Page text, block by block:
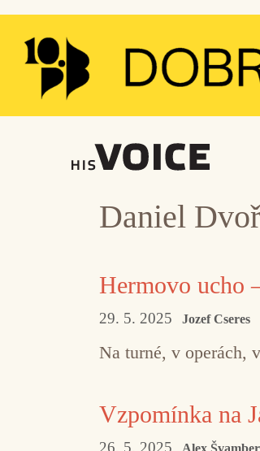
Přeskočit
obsah
Daniel
Hermovo ucho
29. 5. 2025 Jozef Cseres
Na turné, v operách,
Vzpomínka na